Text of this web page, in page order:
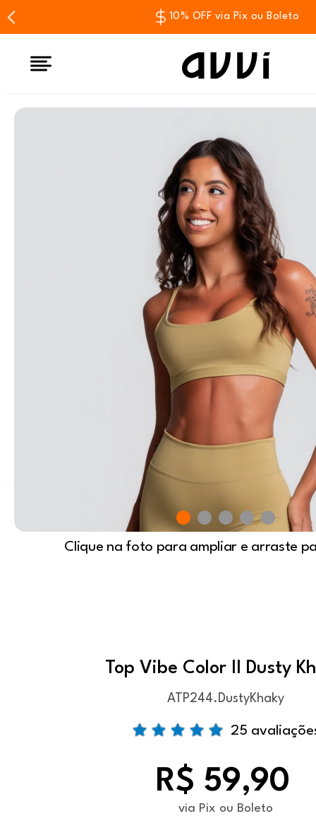
10% OFF via Pix ou Boleto
Clique na foto para ampliar e arraste
Top Vibe Color II Dusty
ATP244.DustyKhaky
25
R$ 59,90
via Pix ou Boleto